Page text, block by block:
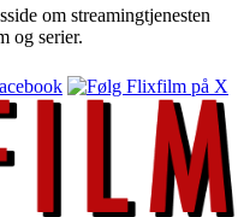
om streamingtjenesten
og serier.